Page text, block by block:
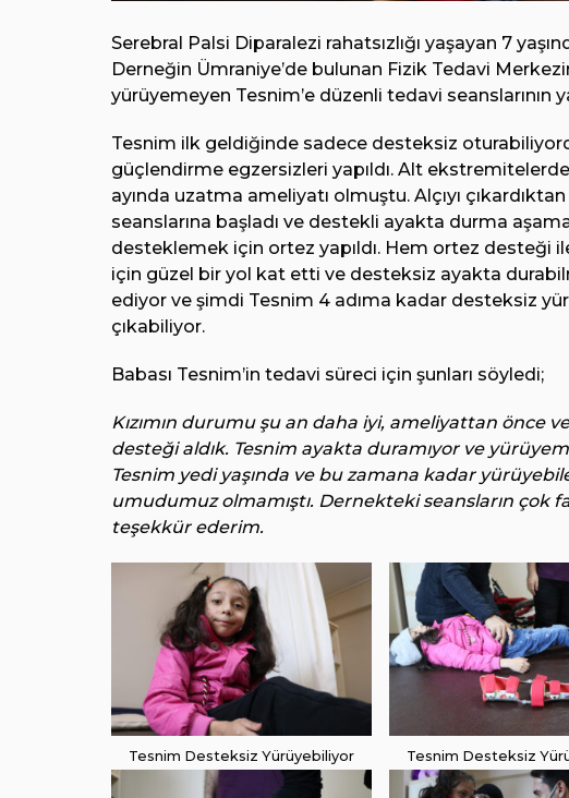
Serebral Palsi Diparalezi rahatsızlığı yaşayan 7
Derneğin Ümraniye’de bulunan Fizik Tedavi
yürüyemeyen Tesnim’e düzenli tedavi seanslarının
Tesnim ilk geldiğinde sadece desteksiz
güçlendirme egzersizleri yapıldı. Alt
ayında uzatma ameliyatı olmuştu. Alçıyı
seanslarına başladı ve destekli ayakta durma
desteklemek için ortez yapıldı. Hem ortez desteği
için güzel bir yol kat etti ve desteksiz ayakta
ediyor ve şimdi Tesnim 4 adıma kadar desteksiz
çıkabiliyor.
Babası Tesnim’in tedavi süreci için şunları söyledi;
Kızımın durumu şu an daha iyi, ameliyattan önce
desteği aldık. Tesnim ayakta duramıyor ve
Tesnim yedi yaşında ve bu zamana kadar
umudumuz olmamıştı. Dernekteki seansların çok
teşekkür ederim.
Tesnim Desteksiz Yürüyebiliyor Tesnim Desteksiz